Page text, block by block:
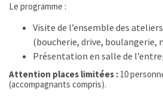
Le programme :
Visite de l’ensemble des
(boucherie, drive, boulangerie,
Présentation en salle de
Attention places limitées : 10
(accompagnants compris).